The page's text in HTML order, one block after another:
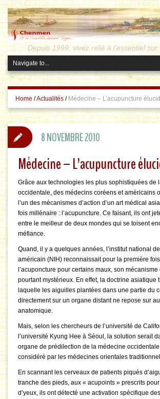
Depuis 1999, vivez relié à l'essentiel sur
Home /Actualités / Médecine – L’acupuncture
Médecine – L’acupuncture
Grâce aux technologies les plus sophistiquées de
occidentale, des médecins coréens et américains
l’un des mécanismes d’action d’un art médical
fois millénaire : l’acupuncture. Ce faisant, ils ont
entre le meilleur de deux mondes qui se toisent
méfiance.
Quand, il y a quelques années, l’institut national
américain (NIH) reconnaissait pour la première fois
l’acuponcture pour certains maux, son
pourtant mystérieux. En effet, la doctrine asiatique
laquelle les aiguilles plantées dans une partie du
directement sur un organe distant ne repose sur
anatomique.
Mais, selon les chercheurs de l’université de
l’université Kyung Hee à Séoul, la solution serait
organe de prédilection de la médecine
considéré par les médecines orientales
En scannant les cerveaux de patients piqués
tranche des pieds, aux « acupoints » prescrits
d’yeux, ils ont détecté une activation spécifique
8 NOVEMBRE 2010